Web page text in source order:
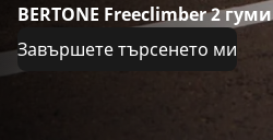
BERTONE Freeclimber 2 гуми
Завършете търсенето ми